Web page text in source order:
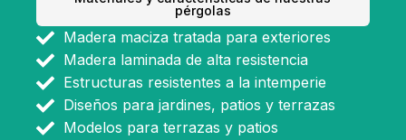
pérgolas
Madera maciza tratada para exteriores
Madera laminada de alta resistencia
Estructuras resistentes a la intemperie
Diseños para jardines, patios y terrazas
Modelos para terrazas y patios